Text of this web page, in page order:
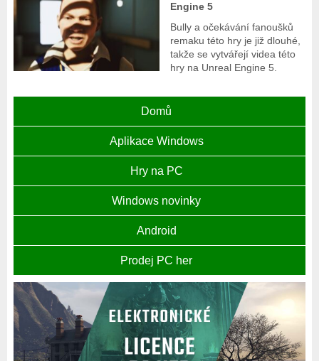
Engine 5
Bully a očekávání fanoušků
remaku této hry je již dlouhé,
takže se vytvářejí videa této
hry na Unreal Engine 5.
Domů
Aplikace Windows
Hry na PC
Windows novinky
Android
Prodej PC her